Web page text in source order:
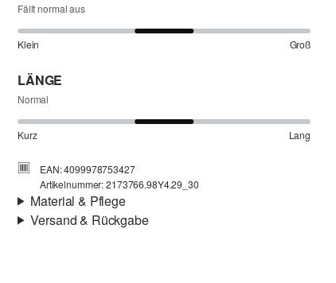
Fällt normal aus
Klein Groß
LÄNGE
Normal
Kurz Lang
EAN: 4099978753427
Artikelnummer: 2173766.98Y4.29_30
Material & Pflege
Versand & Rückgabe